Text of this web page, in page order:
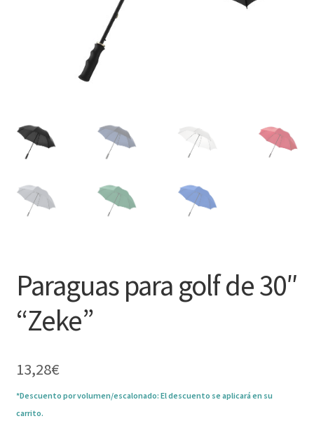
Paraguas para golf de 30″
“Zeke”
13,28€
*Descuento por volumen/escalonado: El descuento se aplicará en su
carrito.